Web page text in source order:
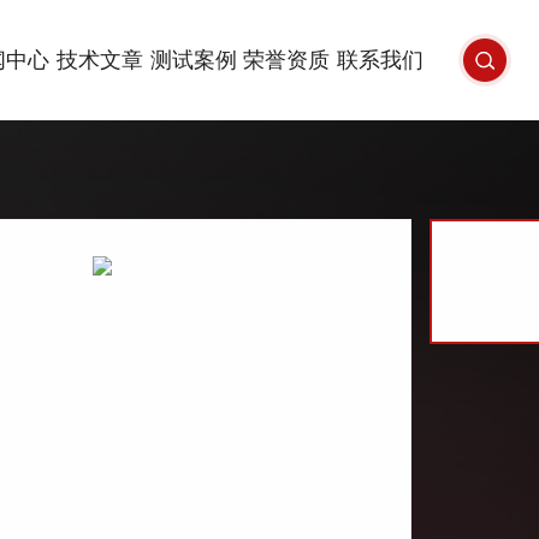
中心 技术文章 测试案例 荣誉资质 联系我们